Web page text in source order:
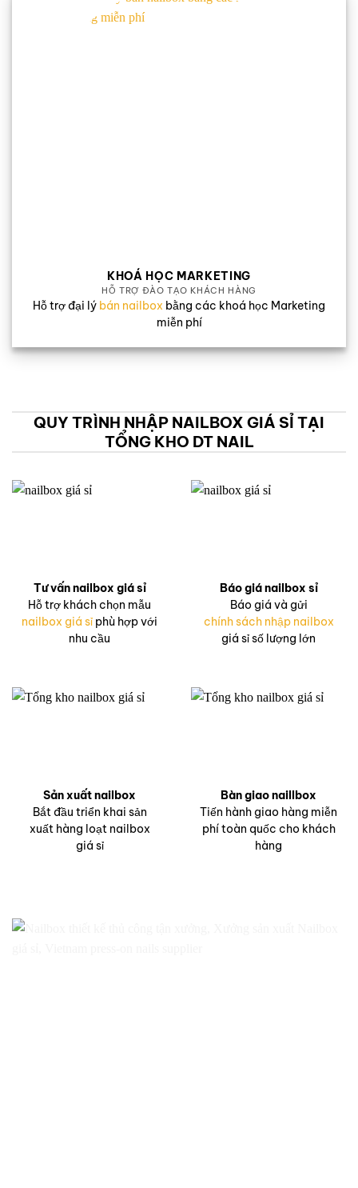
KHOÁ HỌC MARKETING
HỖ TRỢ ĐÀO TẠO KHÁCH HÀNG
Hỗ trợ đại lý bán nailbox bằng các khoá học Marketing
miễn phí
QUY TRÌNH NHẬP NAILBOX GIÁ SỈ TẠI
TỔNG KHO DT NAIL
Tư vấn nailbox giá sỉ
Hỗ trợ khách chọn mẫu
nailbox giá sỉ phù hợp với
nhu cầu
Báo giá nailbox sỉ
Báo giá và gửi
chính sách nhập nailbox
giá sỉ số lượng lớn
Sản xuất nailbox
Bắt đầu triển khai sản
xuất hàng loạt nailbox
giá sỉ
Bàn giao naillbox
Tiến hành giao hàng miễn
phí toàn quốc cho khách
hàng